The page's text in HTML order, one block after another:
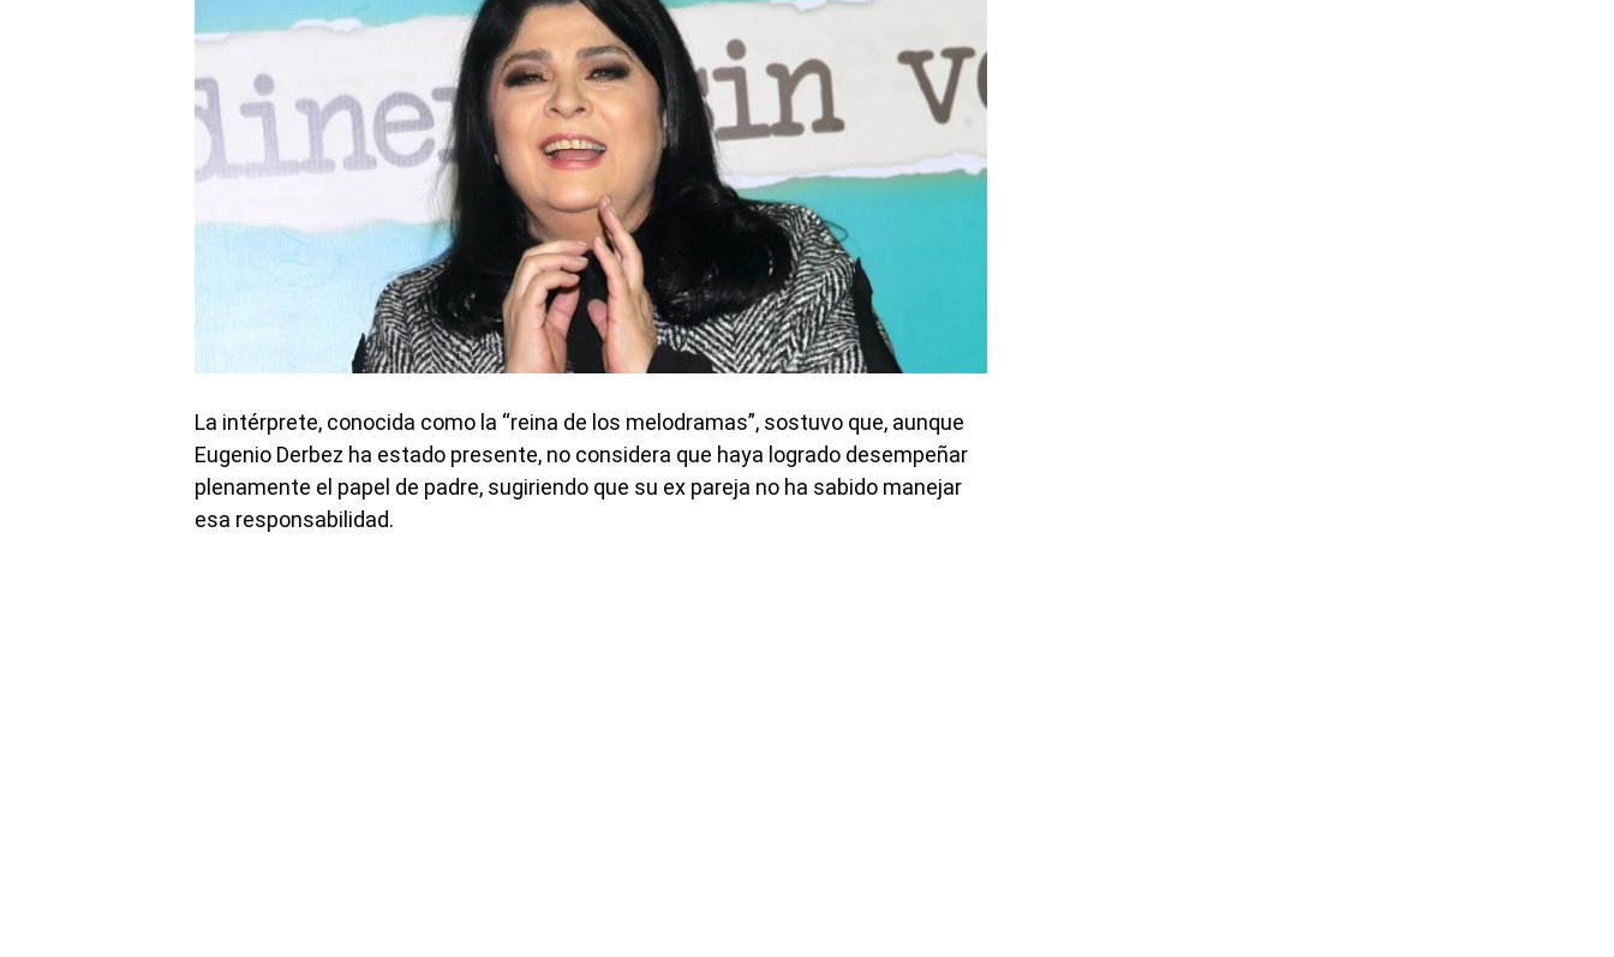
La intérprete, conocida como la “reina de los melodramas”, sostuvo que, aunque
Eugenio Derbez ha estado presente, no considera que haya logrado desempeñar
plenamente el papel de padre, sugiriendo que su ex pareja no ha sabido manejar
esa responsabilidad.